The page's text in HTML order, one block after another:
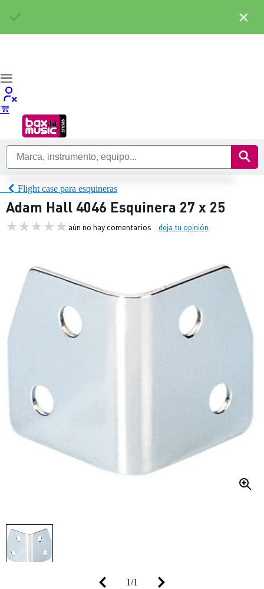
Flight case para esquineras
Adam Hall 4046 Esquinera 27 x 25
aún no hay comentarios deja tu opinión
1/1
×